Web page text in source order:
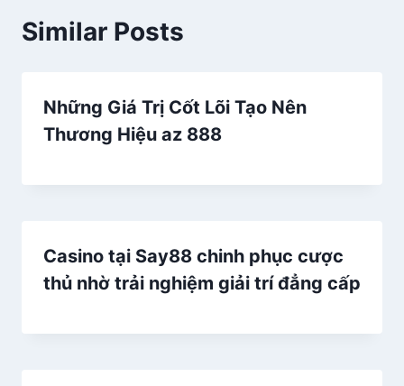
Similar Posts
Những Giá Trị Cốt Lõi Tạo Nên
Thương Hiệu az 888
Casino tại Say88 chinh phục cược
thủ nhờ trải nghiệm giải trí đẳng cấp